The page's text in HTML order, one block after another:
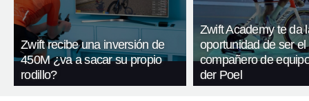
Zwift recibe una inversión de
450M ¿va a sacar su propio
rodillo?
Zwift Academy te da
oportunidad de ser
compañero de
der Poel